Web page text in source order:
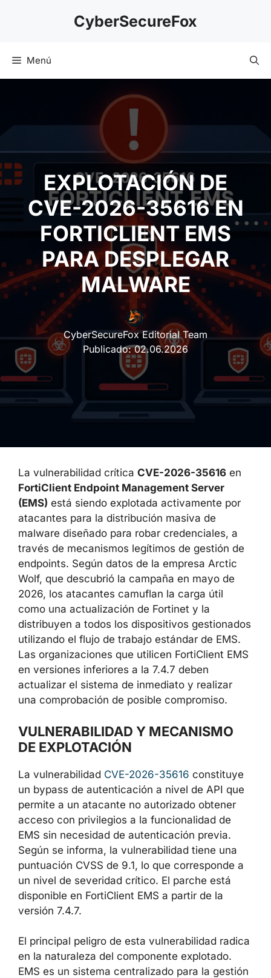
CyberSecureFox
Menú
EXPLOTACIÓN DE
CVE-2026-35616 EN
FORTICLIENT EMS
PARA DESPLEGAR
MALWARE
CyberSecureFox Editorial Team
Publicado:02.06.2026
La vulnerabilidad crítica CVE-2026-35616 en
FortiClient Endpoint Management Server
(EMS) está siendo explotada activamente por
atacantes para la distribución masiva de
malware diseñado para robar credenciales, a
través de mecanismos legítimos de gestión
de endpoints. Según datos de la empresa
Arctic Wolf, que descubrió la campaña en
mayo de 2026, los atacantes camuflan la
carga útil como una actualización de Fortinet
y la distribuyen a todos los dispositivos
gestionados utilizando el flujo de trabajo
estándar de EMS. Las organizaciones que
utilicen FortiClient EMS en versiones inferiores
a la 7.4.7 deben actualizar el sistema de
inmediato y realizar una comprobación de
VULNERABILIDAD Y MECANISMO
La vulnerabilidadCVE-2026-35616 constituye
un bypass de autenticación a nivel de API
que permite a un atacante no autorizado
obtener acceso con privilegios a la
funcionalidad de EMS sin necesidad de
autenticación previa. Según se informa, la
vulnerabilidad tiene una puntuación CVSS de
9.1, lo que corresponde a un nivel de
severidad crítico. El parche está disponible en
El principal peligro de esta vulnerabilidad
radica en la naturaleza del componente